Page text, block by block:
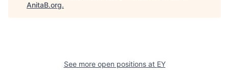
AnitaB.org.
See more open positions at EY